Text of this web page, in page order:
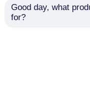
Good day, what
for?